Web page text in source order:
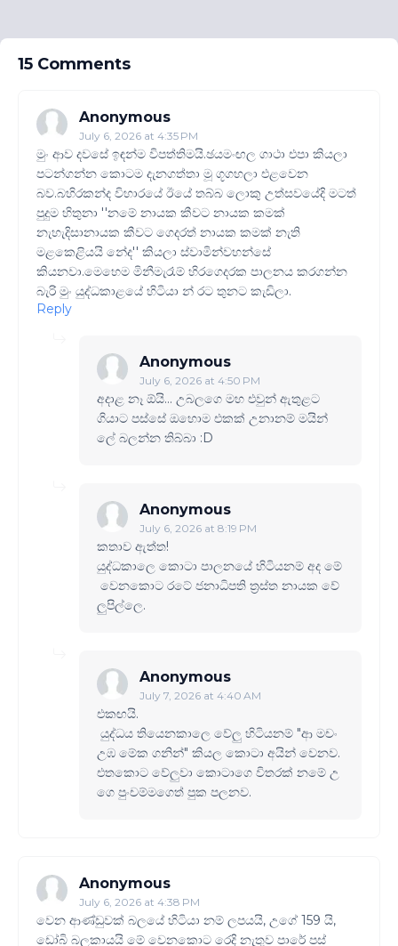
15 Comments
Anonymous
July 6, 2026 at 4:35 PM
මුං ආව දවසේ ඉඳන්ම විපත්තිමයි.ඡයමංඟල ගාථා එපා කියලා
පටන්ගන්න කොටම දැනගත්තා මූ ගූගහලා එළවෙන
බව.බහිරකන්ද විහාරයේ ඊයේ තබ්බ ලොකු උත්සවයේදි මටත්
පුදුම හිතුනා ''නමේ නායක කීවට නායක කමක්
නැහැදිසානායක කීවට ගෙදරත් නායක කමක් නැති
මළකෙළියයි නේද'' කියලා ස්වාමින්වහන්සේ
කියනවා.මෙහෙම මිනීමැරෑම් හිරගෙදරක පාලනය කරගන්න
බැරි මුං යුද්ධකාළයේ හිටියා න් රට තුනට කැඩිලා.
Reply
Anonymous
July 6, 2026 at 4:50 PM
අදාළ නෑ ඕයි... උබලගෙ මහ එවුන් ඇතුළට
ගියාට පස්සේ ඔහොම එකක් උනානම් මයින්
ලේ බලන්න තිබ්බා :D
Anonymous
July 6, 2026 at 8:19 PM
කතාව ඇත්ත!
යුද්ධකාලෙ කොටා පාලනයේ හිටියනම් අද මේ
වෙනකොට රටේ ජනාධිපති ත්‍රස්ත නායක වේ
ලුපිල්ලෙ.
Anonymous
July 7, 2026 at 4:40 AM
එකඟයි.
යුද්ධය තියෙනකාලෙ වේලු හිටියනම් "ආ මචං
උඹ මේක ගනින්" කියල කොටා අයින් වෙනව.
එතකොට වේලුවා කොටාගෙ විතරක් නමේ උ
ගෙ පුංචම්මගෙත් පුක පලනව.
Anonymous
July 6, 2026 at 4:38 PM
වෙන ආණ්ඩුවක් බලයේ හිටියා නම් ලපයයි, උගේ 159 යි,
ඩෝබි බලකායයි මේ වෙනකොට රෙදි නැතුව පාරේ පස්